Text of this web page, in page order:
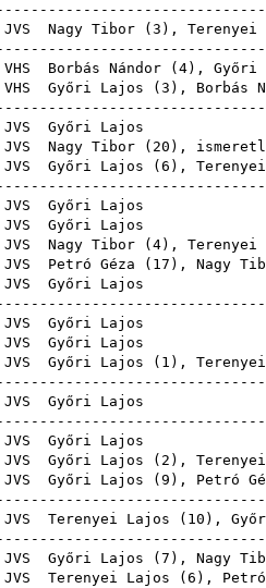
JVS Nagy Tibor ( 3 ), Terenyei
VHS Borbás Nándor ( 4), Győri
VHS Győri Lajos ( 3 ), Borbás
JVS
JVS Nagy Tibor ( 20 ),
JVS Győri Lajos ( 6 ),
JVS
JVS
JVS Nagy Tibor ( 4), Terenyei
JVS Petró Géza ( 17 ), Nagy
JVS
JVS
JVS
JVS Győri Lajos ( 1 ),
JVS
JVS
JVS Győri Lajos ( 2 ),
JVS Győri Lajos ( 9 ), Petró
JVS Terenyei Lajos ( 10 ),
JVS Győri Lajos ( 7 ), Nagy
JVS Terenyei Lajos ( 6 ),